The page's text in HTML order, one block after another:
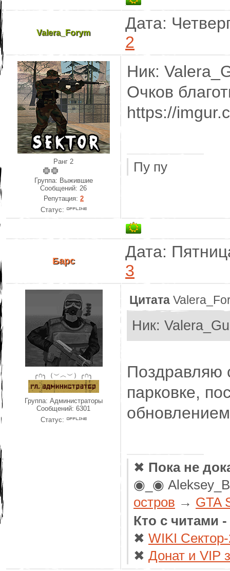
Valera_Forym
Дата:
2
Ранг 2
Группа: Выжившие
Сообщений: 26
Репутация: 2
Статус:
Ник:
Очков
https://
Пу пу
Барс
Дата:
3
╭∩╮（︶︿︶）╭∩╮
Группа: Администраторы
Сообщений:6301
Статус:
Цитата
Ник:
Поздравляю
парковке,
✖ Пока не
◉_◉
остров → GTA
Кто с читами
✖ WIKI
✖ Донат и VIP